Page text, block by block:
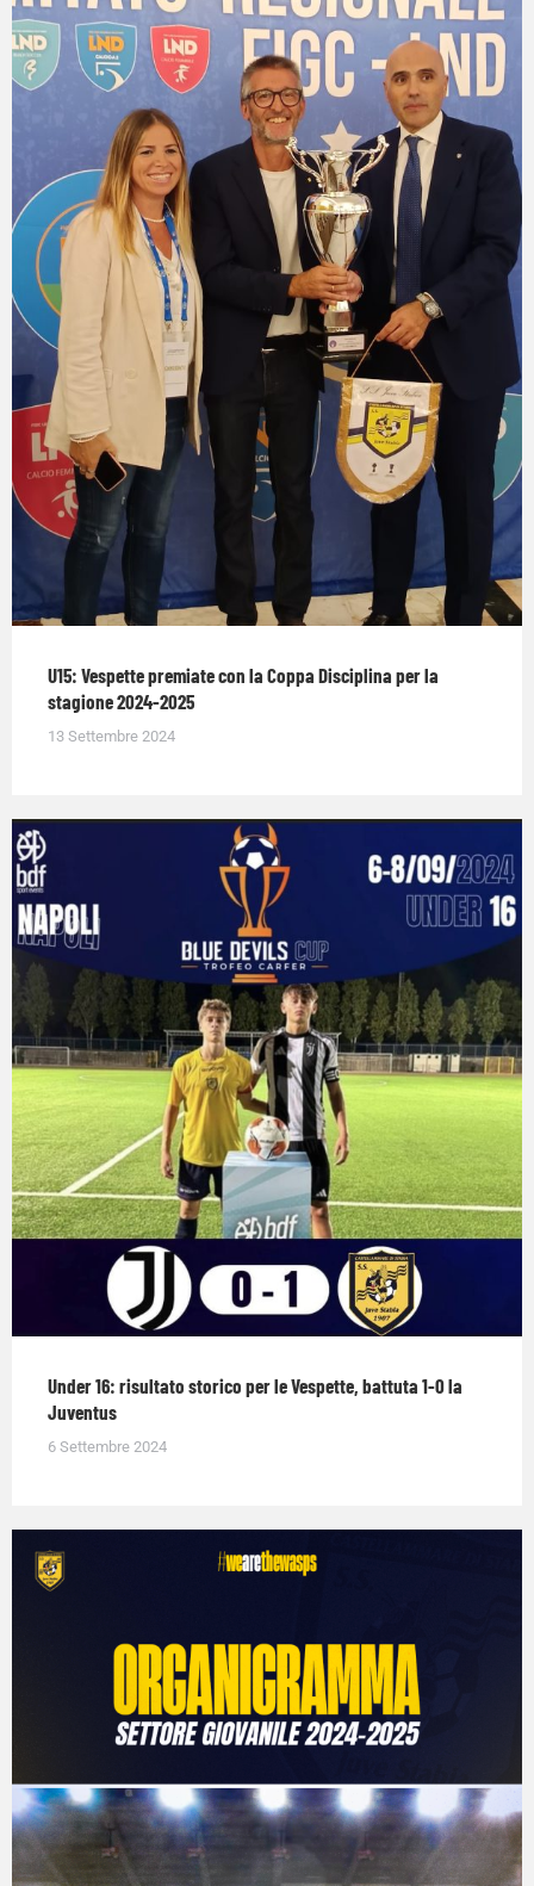
U15: Vespette premiate con la Coppa Disciplina per la
stagione 2024-2025
13 Settembre 2024
Under 16: risultato storico per le Vespette, battuta 1-0 la
Juventus
6 Settembre 2024